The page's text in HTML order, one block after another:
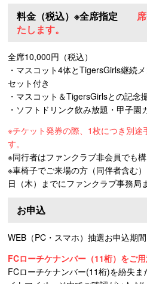
料金（税込）※全席指定
たします。
全席10,000円（税込）
・マスコット4体とTigersGirls継続
セット付き
・マスコット＆TigersGirlsとの記念
・ソフトドリンク飲み放題・甲子園
※チケット発券の際、1枚につき別
す。
※同行者はファンクラブ非会員でも構
※車椅子でご来場の方（同伴者含む
日（木）までにファンクラブ事務局
お申込
WEB（PC・スマホ）抽選お申込期
FCローチケナンバー（11桁）をご用
FCローチケナンバー(11桁)を紛失